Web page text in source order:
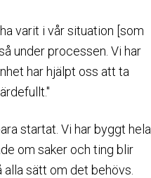
varit i vår situation [som
under processen. Vi har
har hjälpt oss att ta
startat. Vi har byggt hela
om saker och ting blir
sätt om det behövs.